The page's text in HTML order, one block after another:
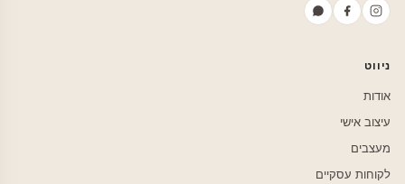
ניווט
אודות
עיצוב אישי
מעצבים
לקוחות עסקיים